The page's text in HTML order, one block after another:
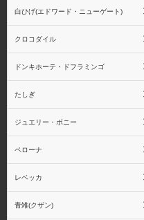
ビビ
スモーカー
白ひげ(エドワード・ニューゲート)
クロコダイル
ドンキホーテ・ドフラミンゴ
たしぎ
ジュエリー・ボニー
ペローナ
レベッカ
青雉(クザン)